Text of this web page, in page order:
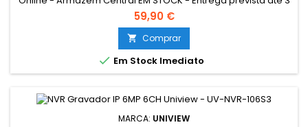
dias úteis Loja Braga - Rua António Fernandes Ferreira
Gomes SEM STOCK - Por encomenda - chegada até 2 dias
úteis
59,90 €
 Comprar
 Em Stock Imediato
MARCA: UNIVIEW